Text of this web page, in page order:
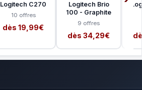
Logitech C270
10 offres
dès 19,99€
Logitech Brio
100 - Graphite
9 offres
dès 34,29€